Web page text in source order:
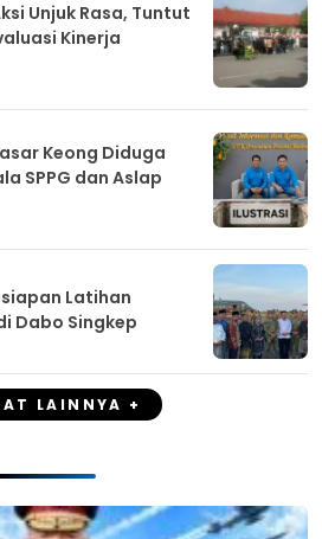
Unjuk Rasa, Tuntut
Kinerja
Keong Diduga
SPPG dan Aslap
Latihan
Dabo Singkep
LAINNYA +